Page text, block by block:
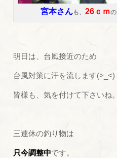
宮本さんも、26ｃｍの
明日は、台風接近のため
台風対策に汗を流します(>_<)
皆様も、気を付けて下さいね。
三連休の釣り物は
只今調整中です。